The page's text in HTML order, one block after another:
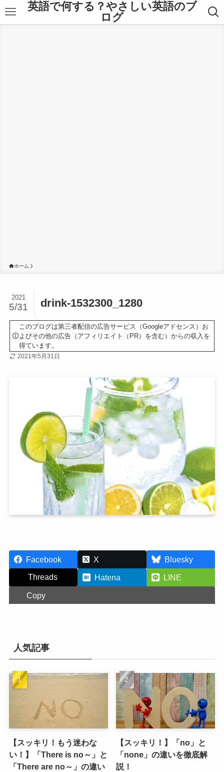
英語で何する？やさしい英語のブ
ログ
ホーム
drink-1532300_1280
2021
5/31
このブログは第三者配信の広告サービス（Googleアドセンス）お
よびその他の広告（アフィリエイト（PR）を含む）からの収入を
得ています。
2021年5月31日
Facebook X
Bluesky
Threads
Hatena
LINE
Copy
人気記事
【スッキリ！もう迷わな
い！】「There is no～」と
「There are no～」の違い
【スッキリ！】「no」と
「none」の違いを徹底解
説！